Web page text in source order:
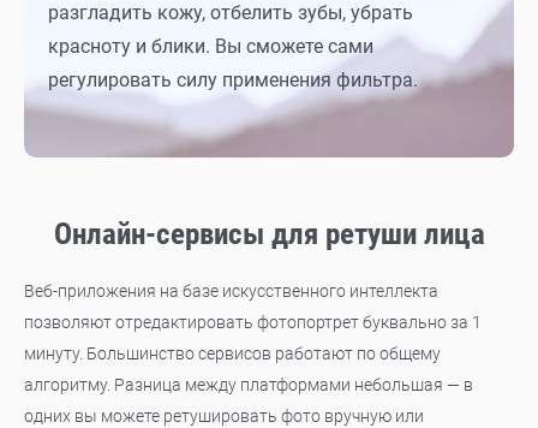
разгладить кожу, отбелить зубы, убрать
красноту и блики. Вы сможете сами
регулировать силу применения фильтра.
Онлайн-сервисы для ретуши лица
Веб-приложения на базе искусственного интеллекта
позволяют отредактировать фотопортрет буквально за 1
минуту. Большинство сервисов работают по общему
алгоритму. Разница между платформами небольшая — в
одних вы можете ретушировать фото вручную или